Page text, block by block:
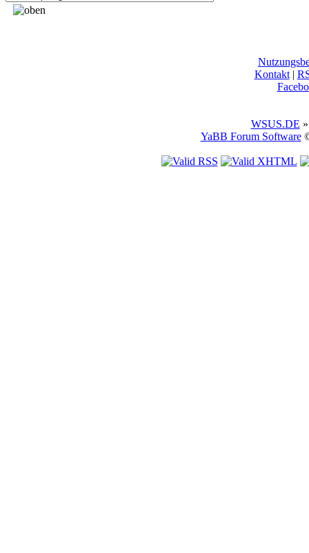
Kontakt|
WSUS.DE
YaBB Forum Software©